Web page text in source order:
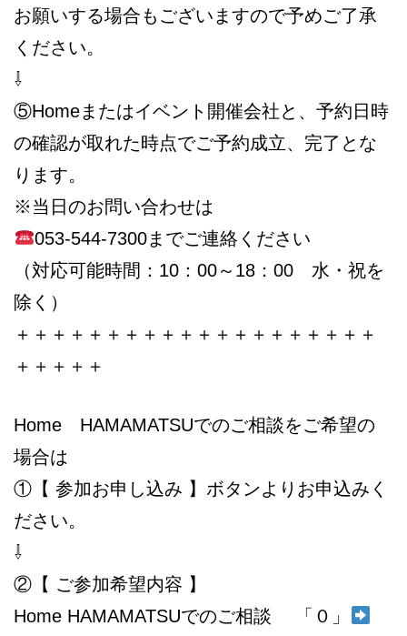
お願いする場合もございますので予めご了承
ください。
⇩
⑤Homeまたはイベント開催会社と、予約日時
の確認が取れた時点でご予約成立、完了とな
ります。
※当日のお問い合わせは
053-544-7300までご連絡ください
（対応可能時間：10：00～18：00 水・祝を
除く）
＋＋＋＋＋＋＋＋＋＋＋＋＋＋＋＋＋＋＋＋
＋＋＋＋＋
Home HAMAMATSUでのご相談をご希望の
場合は
①【 参加お申し込み 】ボタンよりお申込みく
ださい。
⇩
②【 ご参加希望内容 】
Home HAMAMATSUでのご相談 「０」